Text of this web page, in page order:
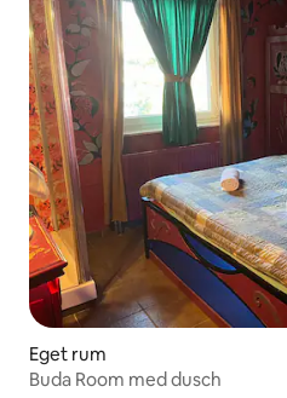
Eget rum
Buda Room med dusch